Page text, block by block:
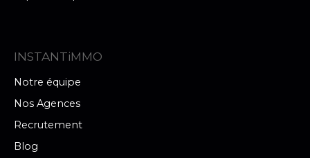
INSTANTiMMO
Notre équipe
Nos Agences
Recrutement
Blog